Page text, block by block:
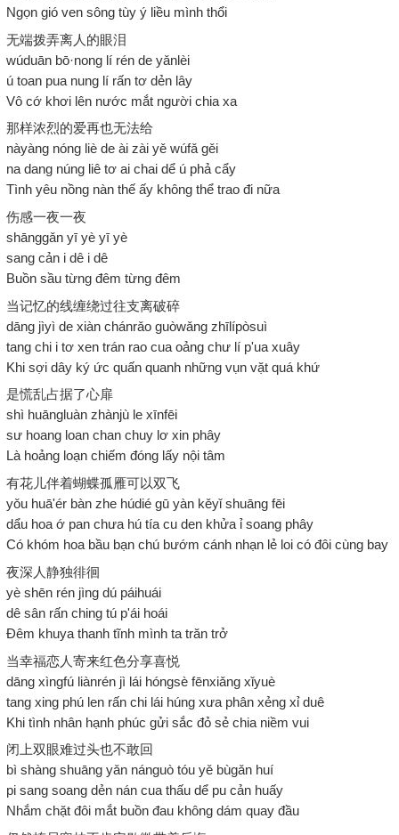
Ngọn gió ven sông tùy ý liều mình thổi
无端拨弄离人的眼泪
wúduān bō·nong lí rén de yǎnlèi
ú toan pua nung lí rấn tơ dẻn lây
Vô cớ khơi lên nước mắt người chia xa
那样浓烈的爱再也无法给
nàyàng nóng liè de ài zài yě wúfǎ gěi
na dang núng liê tơ ai chai dể ú phả cẩy
Tình yêu nồng nàn thế ấy không thể trao đi nữa
伤感一夜一夜
shānggǎn yī yè yī yè
sang cản i dê i dê
Buồn sầu từng đêm từng đêm
当记忆的线缠绕过往支离破碎
dāng jìyì de xiàn chánrǎo guòwǎng zhīlípòsuì
tang chi i tơ xen trán rao cua oảng chư lí p'ua xuây
Khi sợi dây ký ức quấn quanh những vụn vặt quá khứ
是慌乱占据了心扉
shì huāngluàn zhànjù le xīnfēi
sư hoang loan chan chuy lơ xin phây
Là hoảng loạn chiếm đóng lấy nội tâm
有花儿伴着蝴蝶孤雁可以双飞
yǒu huā'ér bàn zhe húdié gū yàn kěyǐ shuāng fēi
dẩu hoa ớ pan chưa hú tía cu den khửa ỉ soang phây
Có khóm hoa bầu bạn chú bướm cánh nhạn lẻ loi có đôi cùng bay
夜深人静独徘徊
yè shēn rén jìng dú páihuái
dê sân rấn ching tú p'ái hoái
Đêm khuya thanh tĩnh mình ta trăn trở
当幸福恋人寄来红色分享喜悦
dāng xìngfú liànrén jì lái hóngsè fēnxiǎng xǐyuè
tang xing phú len rấn chi lái húng xưa phân xẻng xỉ duê
Khi tình nhân hạnh phúc gửi sắc đỏ sẻ chia niềm vui
闭上双眼难过头也不敢回
bì shàng shuāng yǎn nánguò tóu yě bùgǎn huí
pi sang soang dẻn nán cua thấu dể pu cản huấy
Nhắm chặt đôi mắt buồn đau không dám quay đầu